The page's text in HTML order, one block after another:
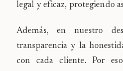
legal y eficaz, protegiendo
Además, en nuestro
transparencia y la
con cada cliente. Por